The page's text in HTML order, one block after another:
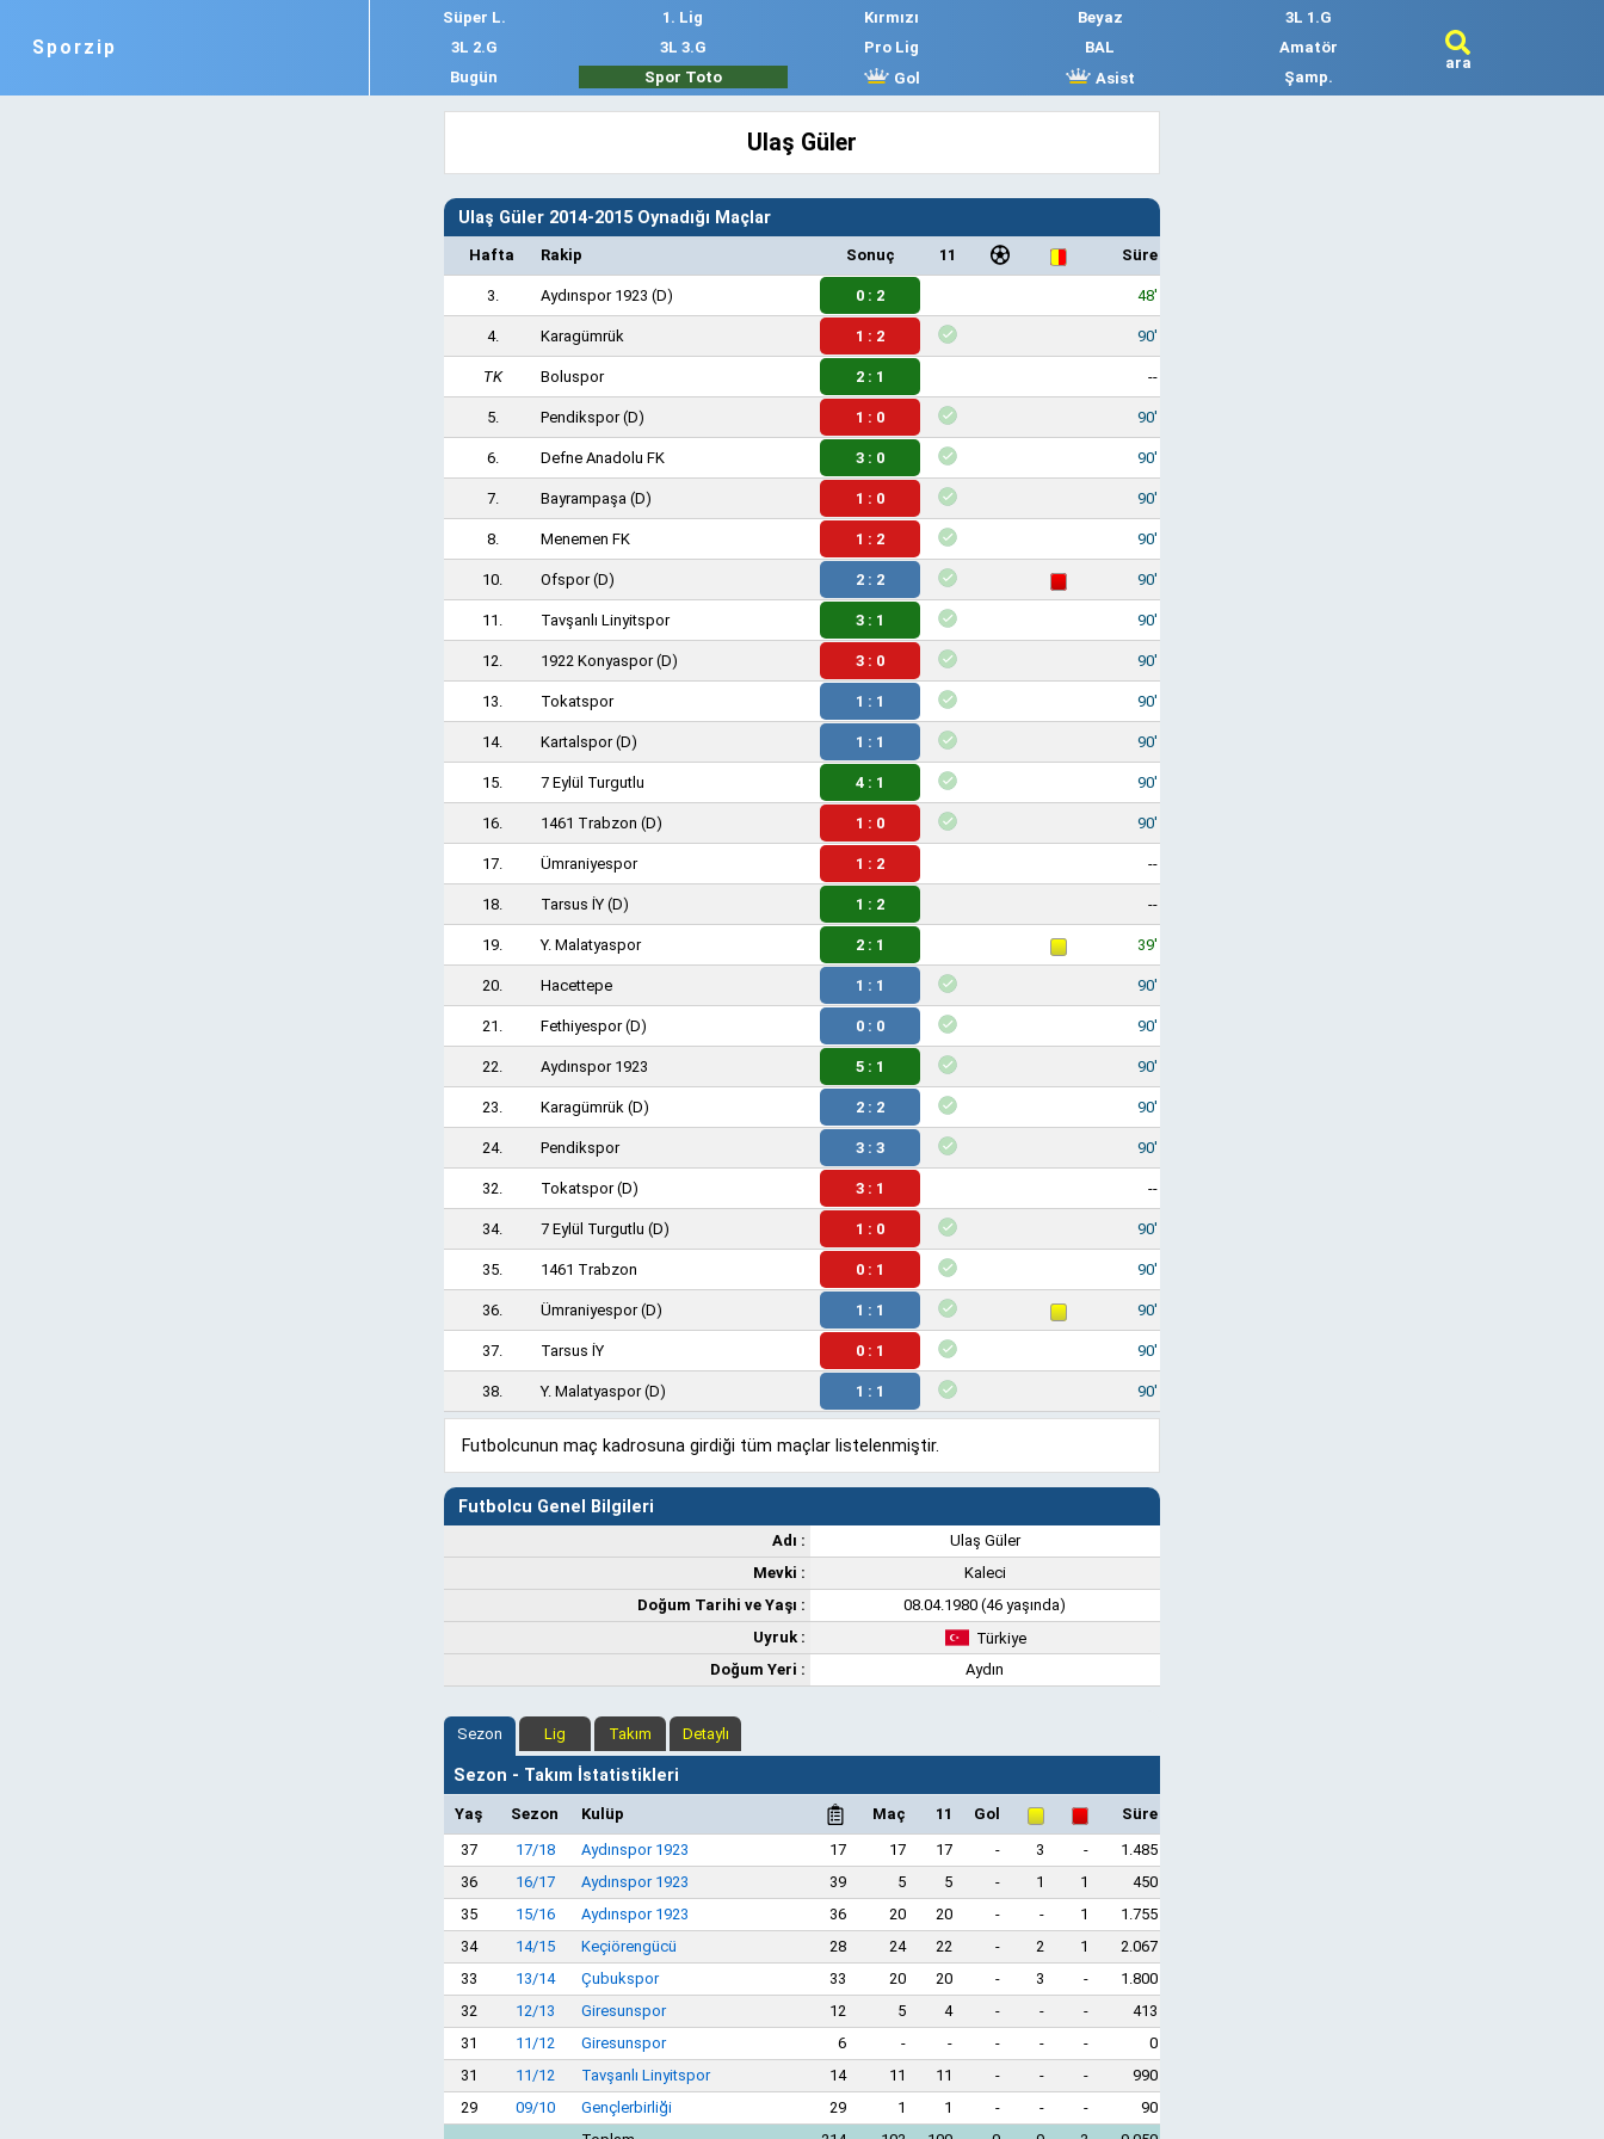
Sporzip
Süper L. 1. Lig Kırmızı Beyaz
3L 1.G
3L 2.G
3L 3.G Pro Lig BAL
Amatör
Bugün
Spor Toto Gol Asist Şamp.
ara
Ulaş Güler
Ulaş Güler 2014-2015 Oynadığı Maçlar
Hafta Rakip Sonuç 11 Süre
3. Aydınspor 1923 (D) 0 : 2 48'
4. Karagümrük 1 : 2 90'
TK Boluspor 2 : 1 --
5. Pendikspor(D) 1 : 0 90'
6. Defne Anadolu FK 3 : 0 90'
7. Bayrampaşa (D) 1 : 0 90'
8. Menemen FK 1 : 2 90'
10. Ofspor(D) 2 : 2 90'
11. Tavşanlı Linyitspor 3 : 1 90'
12. 1922 Konyaspor(D) 3 : 0 90'
13. Tokatspor 1 : 1 90'
14. Kartalspor(D) 1 : 1 90'
15. 7 Eylül Turgutlu 4 : 1 90'
16. 1461 Trabzon (D) 1 : 0 90'
17. Ümraniyespor 1 : 2 --
18. Tarsus İY (D) 1 : 2 --
19. Y. Malatyaspor 2 : 1 39'
20. Hacettepe 1 : 1 90'
21. Fethiyespor(D) 0 : 0 90'
22. Aydınspor 1923 5 : 1 90'
23. Karagümrük (D) 2 : 2 90'
24. Pendikspor 3 : 3 90'
32. Tokatspor(D) 3 : 1 --
34. 7 Eylül Turgutlu (D) 1 : 0 90'
35. 1461 Trabzon 0 : 1 90'
36. Ümraniyespor(D) 1 : 1 90'
37. Tarsus İY 0 : 1 90'
38. Y. Malatyaspor(D) 1 : 1 90'
Futbolcunun maç kadrosuna girdiği tüm maçlar listelenmiştir.
Futbolcu Genel Bilgileri
Adı :
Ulaş Güler
Mevki :
Kaleci
Doğum Tarihi ve Yaşı :
08.04.1980 (46 yaşında)
Uyruk :
Türkiye
Doğum Yeri :
Aydın
Sezon Lig Takım Detaylı
Sezon - Takım İstatistikleri
Yaş Sezon Kulüp Maç 11 Gol
Süre
37
17/18 Aydınspor 1923 17 17 17 - 3 -
1.485
36
16/17 Aydınspor 1923 39 5 5 - 1 1
450
35
15/16 Aydınspor 1923 36 20 20 - - 1
1.755
34
14/15 Keçiörengücü 28 24 22 - 2 1
2.067
33
13/14 Çubukspor 33 20 20 - 3 -
1.800
32
12/13 Giresunspor 12 5 4 - - -
413
31
11/12 Giresunspor 6 - - - - -
0
31
11/12 Tavşanlı Linyitspor 14 11 11 - - -
990
29
09/10 Gençlerbirliği 29 1 1 - - -
90